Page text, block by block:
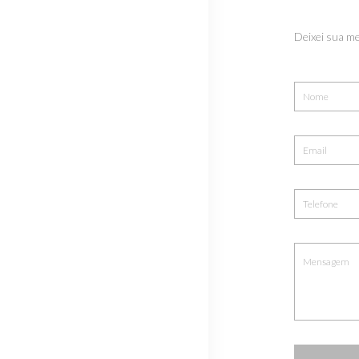
Deixei sua